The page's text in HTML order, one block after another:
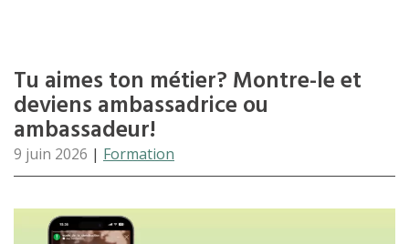
Tu aimes ton métier? Montre-le et
deviens ambassadrice ou
ambassadeur!
9 juin 2026 | Formation